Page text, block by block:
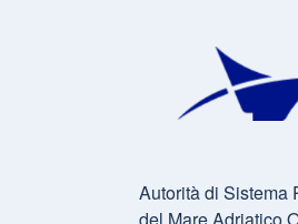
Autorità di Sistema
del Mare Adriatico